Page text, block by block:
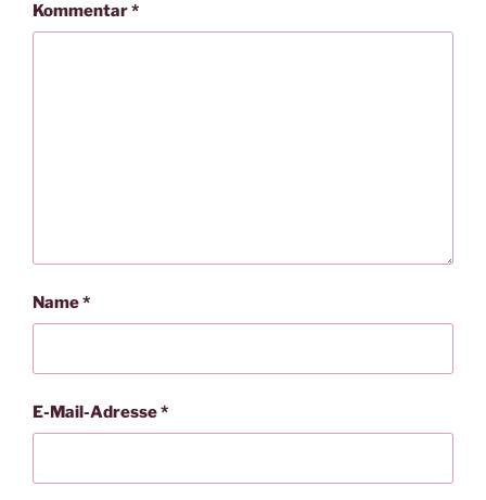
Kommentar*
Name*
E-Mail-Adresse*